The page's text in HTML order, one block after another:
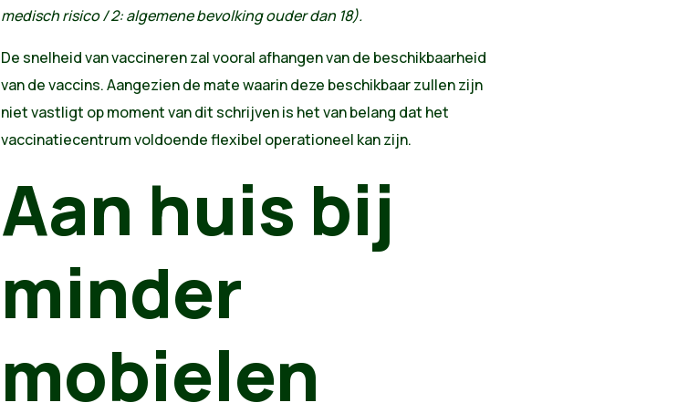
medisch risico / 2: algemene bevolking ouder dan 18).
De snelheid van vaccineren zal vooral afhangen van de beschikbaarheid
van de vaccins. Aangezien de mate waarin deze beschikbaar zullen zijn
niet vastligt op moment van dit schrijven is het van belang dat het
vaccinatiecentrum voldoende flexibel operationeel kan zijn.
Aan huis bij
minder
mobielen